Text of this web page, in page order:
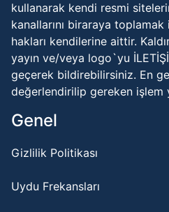
BLOOMBERG HT
kullanarak kendi resmi
kanallarını biraraya
hakları kendilerine aittir.
yayın ve/veya logo`yu
geçerek bildirebilirsiniz. En
değerlendirilip gereken işlem
Genel
Gizlilik Politikası
Uydu Frekansları